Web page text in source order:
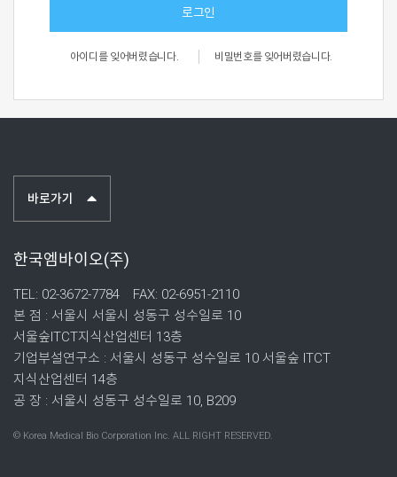
로그인
아이디를 잊어버렸습니다. 비밀번호를 잊어버렸습니다.
바로가기
한국엠바이오(주)
TEL: 02-3672-7784
FAX: 02-6951-2110
본 점 : 서울시 서울시 성동구 성수일로 10
서울숲ITCT지식산업센터 13층
기업부설연구소 : 서울시 성동구 성수일로 10 서울숲 ITCT
지식산업센터 14층
공 장 : 서울시 성동구 성수일로 10, B209
© Korea Medical Bio Corporation Inc. ALL RIGHT RESERVED.